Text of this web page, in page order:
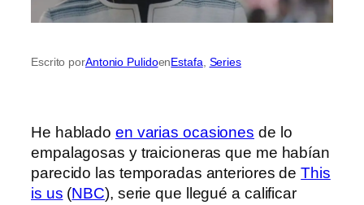
Escrito porAntonio PulidoenEstafa Series
He hablado en varias ocasiones de lo
empalagosas y traicioneras que me habían
parecido las temporadas anteriores deThis
is us (NBC), serie que llegué a calificar